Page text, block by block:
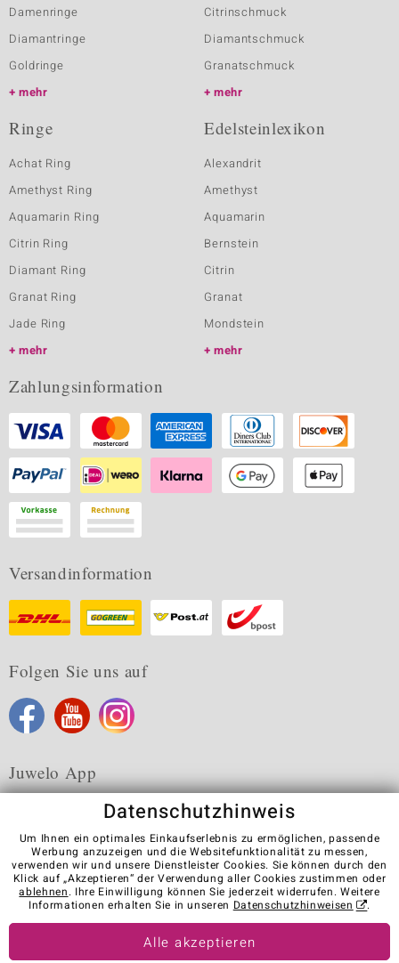
Damenringe
Diamantringe
Goldringe
mehr
Citrinschmuck
Diamantschmuck
Granatschmuck
mehr
Ringe
Achat Ring
Amethyst Ring
Aquamarin Ring
Citrin Ring
Diamant Ring
Granat Ring
Jade Ring
mehr
Edelsteinlexikon
Alexandrit
Amethyst
Aquamarin
Bernstein
Citrin
Granat
Mondstein
mehr
Zahlungsinformation
Versandinformation
Folgen Sie uns auf
Juwelo App
Karriere AGB Datenschutz Cookies
Impressum
Kontakt
Vertrag widerrufen
Visit our stores in other countries:
Datenschutzhinweis
Um Ihnen ein optimales Einkaufserlebnis zu ermöglichen, passende
Werbung anzuzeigen und die Websitefunktionalität zu messen,
verwenden wir und unsere Dienstleister Cookies. Sie können durch den
Klick auf „Akzeptieren“ der Verwendung aller Cookies zustimmen oder
ablehnen. Ihre Einwilligung können Sie jederzeit widerrufen. Weitere
Informationen erhalten Sie in unseren Datenschutzhinweisen .
Alle akzeptieren